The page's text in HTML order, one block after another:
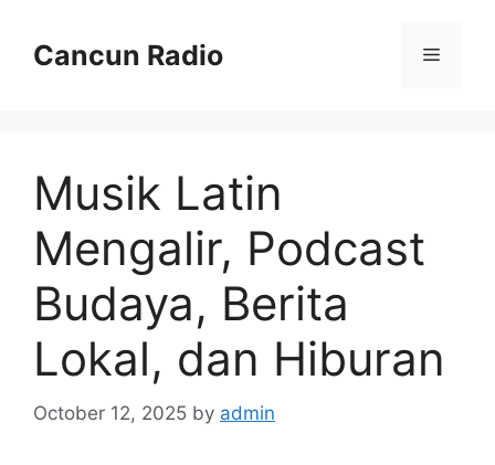
contentCancun Radio Menu
Musik Latin
Mengalir, Podcast
Budaya, Berita
Lokal, dan Hiburan
October 12, 2025 by admin